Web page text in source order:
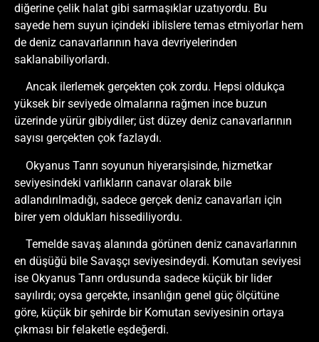
diğerine çelik halat gibi sarmaşıklar uzatıyordu. Bu
sayede hem suyun içindeki iblislere temas etmiyorlar hem
de deniz canavarlarının hava devriyelerinden
saklanabiliyorlardı.
Ancak ilerlemek gerçekten çok zordu. Hepsi oldukça
yüksek bir seviyede olmalarına rağmen ince buzun
üzerinde yürür gibiydiler; üst düzey deniz canavarlarının
sayısı gerçekten çok fazlaydı.
Okyanus Tanrı soyunun hiyerarşisinde, hizmetkar
seviyesindeki varlıkların canavar olarak bile
adlandırılmadığı, sadece gerçek deniz canavarları için
birer yem oldukları hissediliyordu.
Temelde savaş alanında görünen deniz canavarlarının
en düşüğü bile Savaşçı seviyesindeydi. Komutan seviyesi
ise Okyanus Tanrı ordusunda sadece küçük bir lider
sayılırdı; oysa gerçekte, insanlığın genel güç ölçütüne
göre, küçük bir şehirde bir Komutan seviyesinin ortaya
çıkması bir felaketle eşdeğerdi.